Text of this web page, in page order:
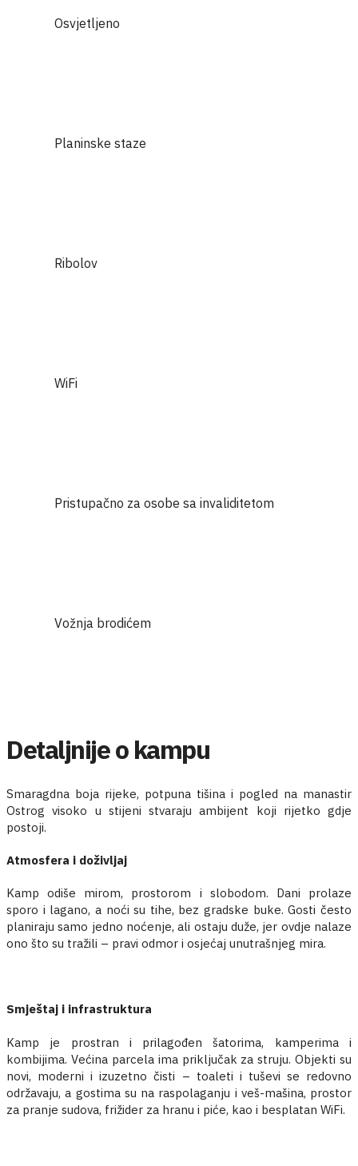
Osvjetljeno
Planinske staze
Ribolov
WiFi
Pristupačno za osobe sa invaliditetom
Vožnja brodićem
Detaljnije o kampu
Smaragdna boja rijeke, potpuna tišina i pogled na manastir
Ostrog visoko u stijeni stvaraju ambijent koji rijetko gdje
postoji.
Atmosfera i doživljaj
Kamp odiše mirom, prostorom i slobodom. Dani prolaze
sporo i lagano, a noći su tihe, bez gradske buke. Gosti često
planiraju samo jedno noćenje, ali ostaju duže, jer ovdje nalaze
ono što su tražili – pravi odmor i osjećaj unutrašnjeg mira.
Smještaj i infrastruktura
Kamp je prostran i prilagođen šatorima, kamperima i
kombijima. Većina parcela ima priključak za struju. Objekti su
novi, moderni i izuzetno čisti – toaleti i tuševi se redovno
održavaju, a gostima su na raspolaganju i veš-mašina, prostor
za pranje sudova, frižider za hranu i piće, kao i besplatan WiFi.